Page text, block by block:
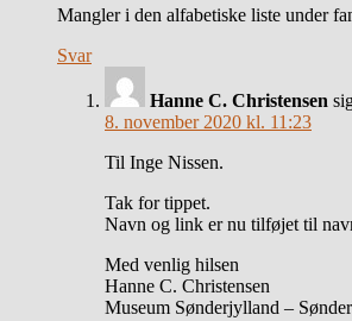
Mangler i den alfabetiske liste under
Svar
Hanne C. Christensen
8. november 2020 kl. 11:23
Til Inge Nissen.
Tak for tippet.
Navn og link er nu tilføjet til
Med venlig hilsen
Hanne C. Christensen
Museum Sønderjylland –